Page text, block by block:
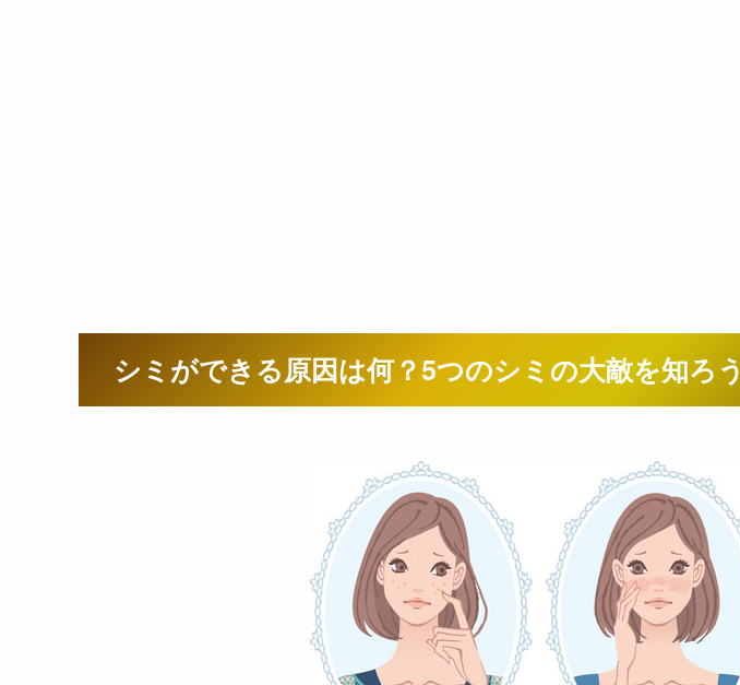
シミができる原因は何？5つのシミの大敵を知ろう